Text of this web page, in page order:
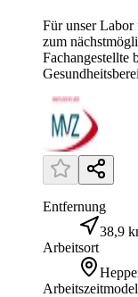
Für unser
zum
Fachangestellte
Entfernung
38,9
Arbeitsort